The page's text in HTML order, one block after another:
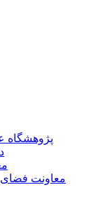
پژوهشگاه
معاونت فضای